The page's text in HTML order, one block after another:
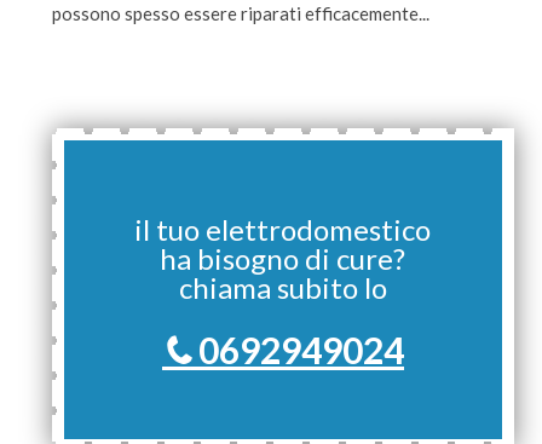
possono spesso essere riparati efficacemente...
il tuo elettrodomestico
ha bisogno di cure?
chiama subito lo
0692949024